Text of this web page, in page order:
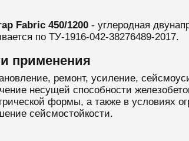
Fabric 450/1200 - углеродная
по ТУ-1916-042-38276489-2017.
применения
ремонт, усиление,
несущей способности
формы, а также в условиях
сейсмостойкости.